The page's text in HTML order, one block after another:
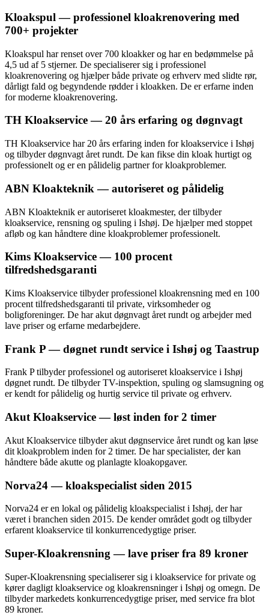
Kloakspul — professionel kloakrenovering med
700+ projekter
Kloakspul har renset over 700 kloakker og har en bedømmelse på
4,5 ud af 5 stjerner. De specialiserer sig i professionel
kloakrenovering og hjælper både private og erhverv med slidte rør,
dårligt fald og begyndende rødder i kloakken. De er erfarne inden
for moderne kloakrenovering.
TH Kloakservice — 20 års erfaring og døgnvagt
TH Kloakservice har 20 års erfaring inden for kloakservice i Ishøj
og tilbyder døgnvagt året rundt. De kan fikse din kloak hurtigt og
professionelt og er en pålidelig partner for kloakproblemer.
ABN Kloakteknik — autoriseret og pålidelig
ABN Kloakteknik er autoriseret kloakmester, der tilbyder
kloakservice, rensning og spuling i Ishøj. De hjælper med stoppet
afløb og kan håndtere dine kloakproblemer professionelt.
Kims Kloakservice — 100 procent
tilfredshedsgaranti
Kims Kloakservice tilbyder professionel kloakrensning med en 100
procent tilfredshedsgaranti til private, virksomheder og
boligforeninger. De har akut døgnvagt året rundt og arbejder med
lave priser og erfarne medarbejdere.
Frank P — døgnet rundt service i Ishøj og Taastrup
Frank P tilbyder professionel og autoriseret kloakservice i Ishøj
døgnet rundt. De tilbyder TV-inspektion, spuling og slamsugning og
er kendt for pålidelig og hurtig service til private og erhverv.
Akut Kloakservice — løst inden for 2 timer
Akut Kloakservice tilbyder akut døgnservice året rundt og kan løse
dit kloakproblem inden for 2 timer. De har specialister, der kan
håndtere både akutte og planlagte kloakopgaver.
Norva24 — kloakspecialist siden 2015
Norva24 er en lokal og pålidelig kloakspecialist i Ishøj, der har
været i branchen siden 2015. De kender området godt og tilbyder
erfarent kloakservice til konkurrencedygtige priser.
Super-Kloakrensning — lave priser fra 89 kroner
Super-Kloakrensning specialiserer sig i kloakservice for private og
kører dagligt kloakservice og kloakrensninger i Ishøj og omegn. De
tilbyder markedets konkurrencedygtige priser, med service fra blot
89 kroner.